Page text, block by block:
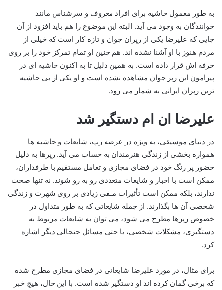
به طور معمول حاشیه برای افراد معروف و سرشناس مانند
خوانندگان به وجود می‌ آید. البته این موضوع را هم باید افزود از آن
جایی که علیرضا یکی از رپران جوان و تازه‌ کار است که خیلی از
مردم هنوز با او آشنا نشده اند. هم چنین او تمام تمرکز خود را بر روی
حرفه اش قرار داده است. به همین دلیل تا به اکنون حاشیه ای در
پیرامون این رپر جوان مشاهده نشده است و او یکی از بی‌ حاشیه
ترین رپران ایرانی به شمار می‌ رود.
علیرضا ان ام دستگیر شد
در دنیای موسیقی، به ویژه در عرصه رپ، شایعات و حاشیه‌ ها
همواره بخشی از زندگی هنرمندان به حساب می‌ آید. رپرها به دلیل
حضور پر رنگ خود در فضای مجازی و تعامل مستقیم با طرفداران،
ممکن است با اخبار و شایعات متعددی رو به‌ رو شوند. نه تنها صحت
ندارند، بلکه ممکن است تأثیرات منفی زیادی بر روی شهرت و زندگی
شخصی آن ها بگذارند. از جمله شایعاتی که به‌ طور متداول در
خصوص رپرها مطرح می‌ شود، می‌ توان به شایعات مربوط به
دستگیری، مشکلات شخصی، یا حتی مسائل جنجالی دیگر اشاره
کرد.
برای مثال، در مورد علیرضا شایعاتی در فضای مجازی مطرح شده
که برخی گمان کرده‌ اند او دستگیر شده است. با این حال، هیچ خبر